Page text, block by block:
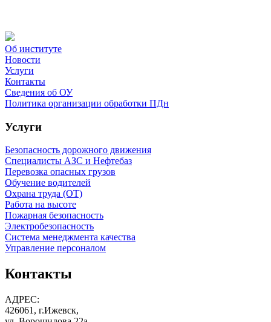
Об институте
Новости
Услуги
Контакты
Сведения об ОУ
Политика организации обработки ПДн
Услуги
Безопасность дорожного движения
Специалисты АЗС и Нефтебаз
Перевозка опасных грузов
Обучение водителей
Охрана труда (ОТ)
Работа на высоте
Пожарная безопасность
Электробезопасность
Система менеджмента качества
Управление персоналом
Контакты
АДРЕС:
426061, г.Ижевск,